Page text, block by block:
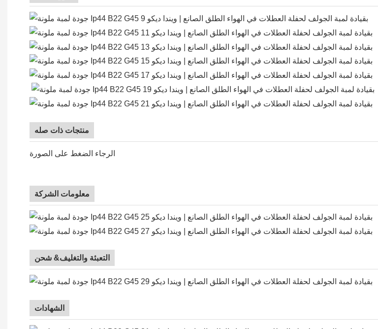
منتجات ذات صله
الرجاء الضغط على الصورة
معلومات الشركة
التعبئة والتغليف& شحن
الشهادات